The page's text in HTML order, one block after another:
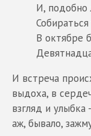
И, подобно
Собираться
В октябре
И встреча
выдоха, в
взгляд и
аж, бывало,